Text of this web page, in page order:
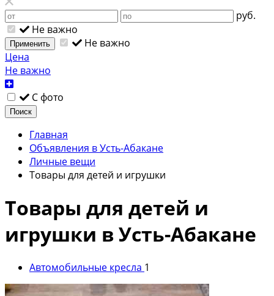
руб.
Не важно
Применить
Не важно
Цена
Не важно
С фото
Поиск
Главная
Объявления в Усть-Абакане
Личные вещи
Товары для детей и игрушки
Товары для детей и
игрушки в Усть-Абакане
Автомобильные кресла 1